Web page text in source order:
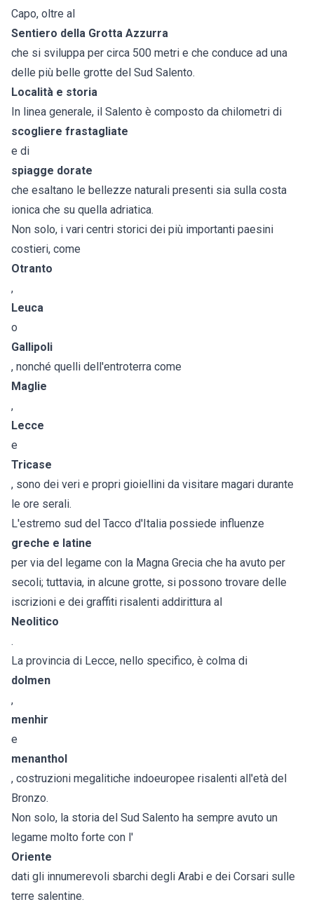
Capo, oltre al
Sentiero della Grotta Azzurra
che si sviluppa per circa 500 metri e che conduce ad una
delle più belle grotte del Sud Salento.
Località e storia
In linea generale, il Salento è composto da chilometri di
scogliere frastagliate
e di
spiagge dorate
che esaltano le bellezze naturali presenti sia sulla costa
ionica che su quella adriatica.
Non solo, i vari centri storici dei più importanti paesini
costieri, come
Otranto
,
Leuca
o
Gallipoli
, nonché quelli dell'entroterra come
Maglie
,
Lecce
e
Tricase
, sono dei veri e propri gioiellini da visitare magari durante
le ore serali.
L'estremo sud del Tacco d'Italia possiede influenze
greche e latine
per via del legame con la Magna Grecia che ha avuto per
secoli; tuttavia, in alcune grotte, si possono trovare delle
iscrizioni e dei graffiti risalenti addirittura al
Neolitico
.
La provincia di Lecce, nello specifico, è colma di
dolmen
,
menhir
e
menanthol
, costruzioni megalitiche indoeuropee risalenti all'età del
Bronzo.
Non solo, la storia del Sud Salento ha sempre avuto un
legame molto forte con l'
Oriente
dati gli innumerevoli sbarchi degli Arabi e dei Corsari sulle
terre salentine.